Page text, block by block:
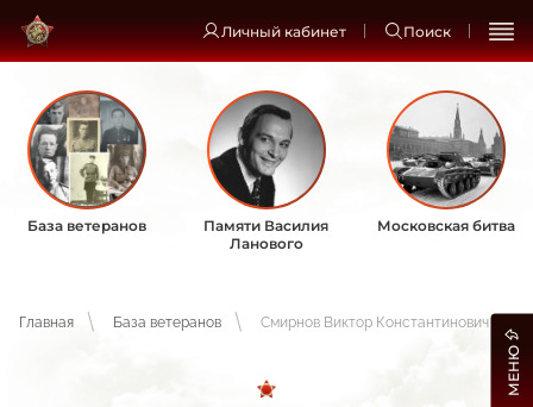
Личный кабинет Поиск
База ветеранов
Памяти Василия
Ланового
Московская битва
Главная База ветеранов Смирнов Виктор Константинович
МЕНЮ